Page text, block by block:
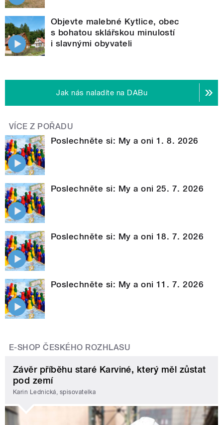
Objevte malebné Kytlice, obec
s bohatou sklářskou minulostí
i slavnými obyvateli
Jak nás naladíte na DABu
VÍCE Z POŘADU
Poslechněte si: My a oni 1. 8. 2026
Poslechněte si: My a oni 25. 7. 2026
Poslechněte si: My a oni 18. 7. 2026
Poslechněte si: My a oni 11. 7. 2026
E-SHOP ČESKÉHO ROZHLASU
Závěr příběhu staré Karviné, který měl zůstat
pod zemí
Karin Lednická, spisovatelka